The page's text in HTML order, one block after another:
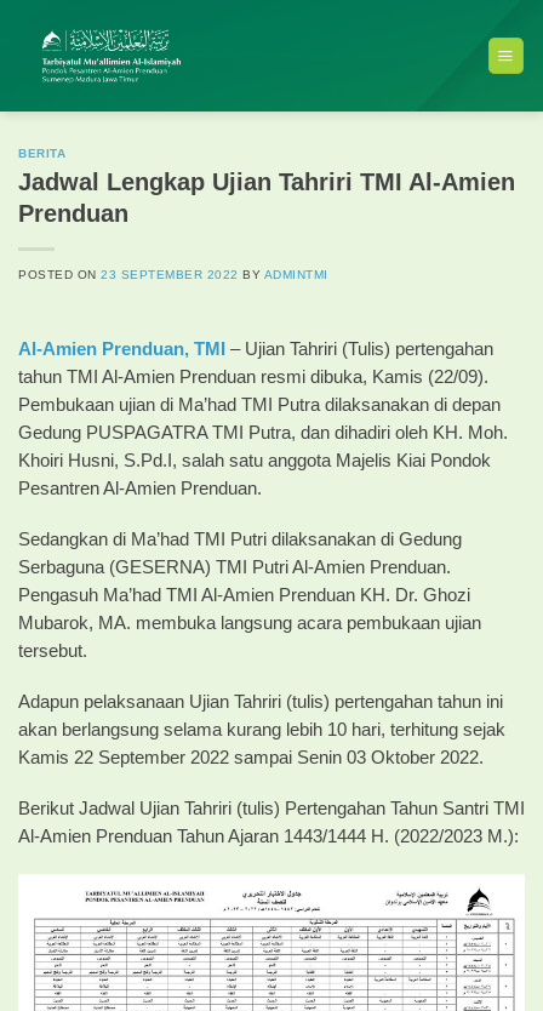
content
BERITA
Jadwal Lengkap Ujian Tahriri TMI Al-Amien
Prenduan
POSTED ON23 SEPTEMBER 2022 BY ADMINTMI
Al-Amien Prenduan, TMI
– Ujian Tahriri (Tulis) pertengahan
tahun TMI Al-Amien Prenduan resmi dibuka, Kamis (22/09).
Pembukaan ujian di Ma’had TMI Putra dilaksanakan di depan
Gedung PUSPAGATRA TMI Putra, dan dihadiri oleh KH. Moh.
Khoiri Husni, S.Pd.I, salah satu anggota Majelis Kiai Pondok
Pesantren Al-Amien Prenduan.
Sedangkan di Ma’had TMI Putri dilaksanakan di Gedung
Serbaguna (GESERNA) TMI Putri Al-Amien Prenduan.
Pengasuh Ma’had TMI Al-Amien Prenduan KH. Dr. Ghozi
Mubarok, MA. membuka langsung acara pembukaan ujian
tersebut.
Adapun pelaksanaan Ujian Tahriri (tulis) pertengahan tahun ini
akan berlangsung selama kurang lebih 10 hari, terhitung sejak
Kamis 22 September 2022 sampai Senin 03 Oktober 2022.
Berikut Jadwal Ujian Tahriri (tulis) Pertengahan Tahun Santri TMI
Al-Amien Prenduan Tahun Ajaran 1443/1444 H. (2022/2023 M.):